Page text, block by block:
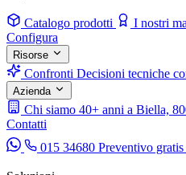
Catalogo prodotti I nostri
Configura
Risorse
Confronti Decisioni tecniche
Azienda
Chi siamo 40+ anni a Biella,
Contatti
015 34680 Preventivo gratis